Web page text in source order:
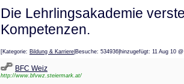
Die Lehrlingsakademie
Kompetenzen.
[Kategorie: Bildung & Karriere |Besuche: 534936|hinzugefügt: 11
BFC Weiz
http://www.bfvwz.steiermark.at/